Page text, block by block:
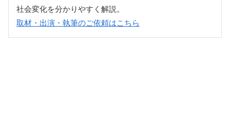
社会変化を分かりやすく解説。
取材・出演・執筆のご依頼はこちら